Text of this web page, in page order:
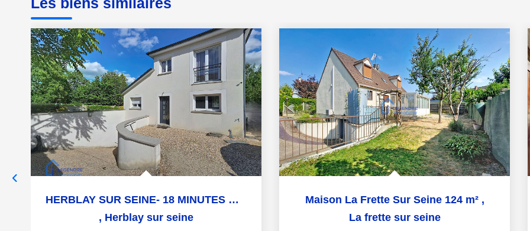
HERBLAY SUR SEINE- 18 MINUTES GARE
, Herblay sur seine
Maison La Frette Sur Seine 124 m² ,
La frette sur seine